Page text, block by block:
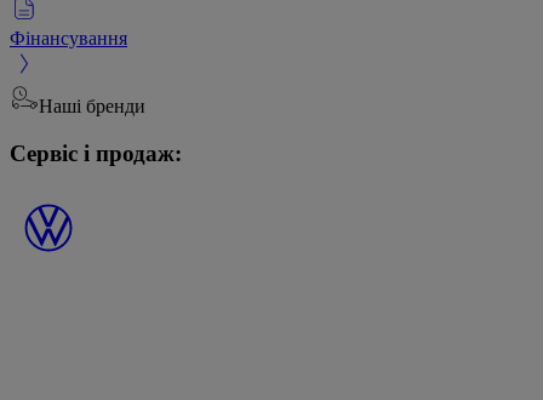
Фінансування
Наші бренди
Сервіс і продаж: